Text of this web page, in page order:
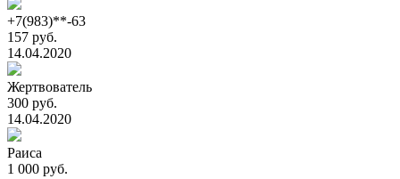
+7(983)**-63
157 руб.
14.04.2020
Жертвователь
300 руб.
14.04.2020
Раиса
1 000 руб.